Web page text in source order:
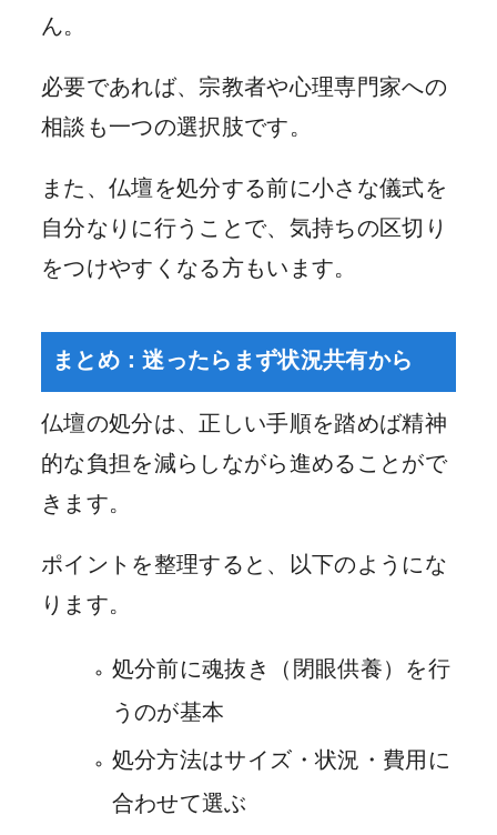
ん。
必要であれば、宗教者や心理専門家への
相談も一つの選択肢です。
また、仏壇を処分する前に小さな儀式を
自分なりに行うことで、気持ちの区切り
をつけやすくなる方もいます。
まとめ：迷ったらまず状況共有から
仏壇の処分は、正しい手順を踏めば精神
的な負担を減らしながら進めることがで
きます。
ポイントを整理すると、以下のようにな
ります。
処分前に魂抜き（閉眼供養）を行
うのが基本
処分方法はサイズ・状況・費用に
合わせて選ぶ